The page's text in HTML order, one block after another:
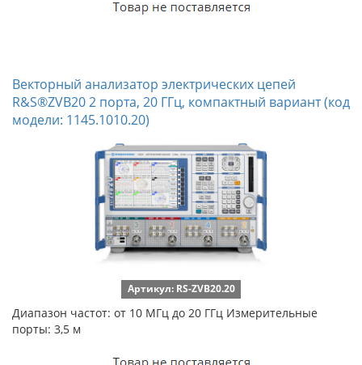
Векторный анализатор электрических цепей
R&S®ZVB20 2 порта, 20 ГГц, компактный вариант (код
модели: 1145.1010.20)
Артикул: RS-ZVB20.20
Диапазон частот: от 10 МГц до 20 ГГц Измерительные
порты: 3,5 м